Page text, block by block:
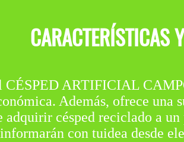
CARACTERÍSTICAS
CÉSPED ARTIFICIAL
Además, ofrece una
adquirir césped reciclado a
con tuidea desde